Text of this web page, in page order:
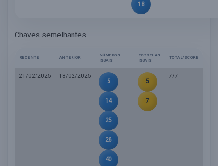
18
Chaves semelhantes
RECENTE ANTERIOR
NÚMEROS
IGUAIS
ESTRELAS
IGUAIS
TOTAL/SCORE
21/02/2025
18/02/2025
5
14
25
26
40
5
7
7/7